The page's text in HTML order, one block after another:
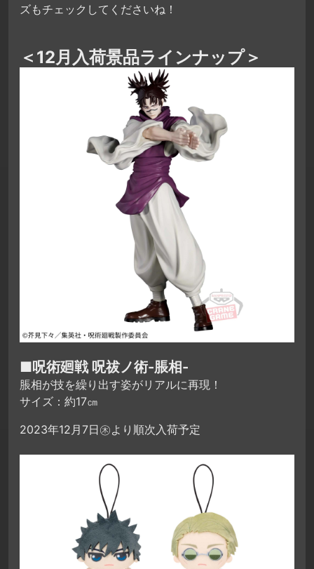
ズもチェックしてくださいね！
＜12月入荷景品ラインナップ＞
■呪術廻戦 呪祓ノ術-脹相-
脹相が技を繰り出す姿がリアルに再現！
サイズ：約17㎝
2023年12月7日㊍より順次入荷予定